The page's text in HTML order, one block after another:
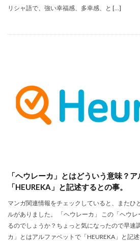
リシャ語で、強い幸福感、多幸感、と […]
「ヘウレーカ」とはどういう意味？
「HEUREKA」と記述するとの事。
マンガ関連情報をチェックしていると、またひ
ルがありました。 「ヘウレーカ」 この「ヘウ
るのでしょうか？ちょっと気になったので早速
カ」とはアルファベットで「HEUREKA」と記